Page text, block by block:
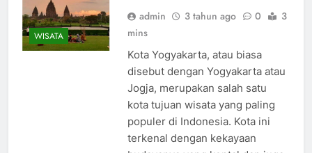
WISATA
admin 3 tahun ago 0
3
mins
Kota Yogyakarta, atau biasa
disebut dengan Yogyakarta atau
Jogja, merupakan salah satu
kota tujuan wisata yang paling
populer di Indonesia. Kota ini
terkenal dengan kekayaan